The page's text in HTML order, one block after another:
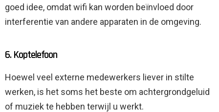
goed idee, omdat wifi kan worden beïnvloed door
interferentie van andere apparaten in de omgeving.
6. Koptelefoon
Hoewel veel externe medewerkers liever in stilte
werken, is het soms het beste om achtergrondgeluid
of muziek te hebben terwijl u werkt.